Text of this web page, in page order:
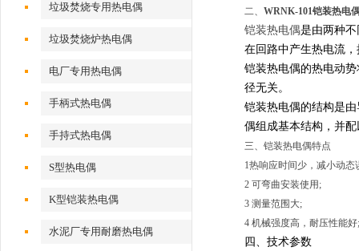
垃圾焚烧专用热电偶
垃圾焚烧炉热电偶
电厂专用热电偶
手柄式热电偶
手持式热电偶
S型热电偶
K型铠装热电偶
水泥厂专用耐磨热电偶
二、 WRNK-101铠装热电
铠装热电偶是由两种
在回路中产生热电流
铠装热电偶的热电动
径无关。
铠装热电偶的结构是
偶组成基本结构，并
三、铠装热电偶特点
1热响应时间少，减小动态
2 可弯曲安装使用;
3 测量范围大;
4 机械强度高，耐压性能好;
四、技术参数